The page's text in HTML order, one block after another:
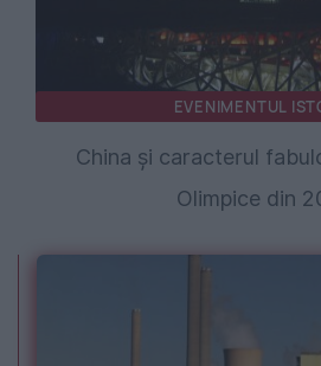
EVENIMENTUL
China și caracterul
Olimpice din